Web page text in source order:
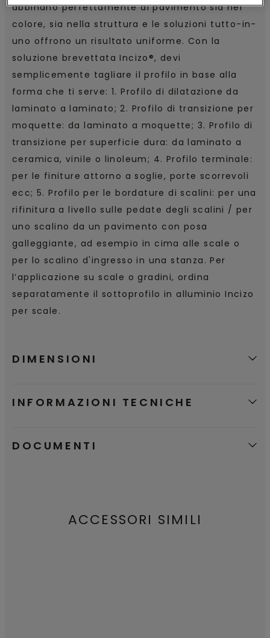
abbinano perfettamente al pavimento sia nel
colore, sia nella struttura e le soluzioni tutto-in-
uno offrono un risultato uniforme. Con la
soluzione brevettata Incizo®, devi
semplicemente tagliare il profilo in base alla
forma che ti serve: 1. Profilo di dilatazione da
laminato a laminato; 2. Profilo di transizione per
moquette: da laminato a moquette; 3. Profilo di
transizione per superficie dura: da laminato a
ceramica, vinile o linoleum; 4. Profilo terminale:
per le finiture attorno a soglie, porte scorrevoli
ecc; 5. Profilo per le bordature di scalini: per una
rifinitura a livello sulle pedate degli scalini / per
uno scalino da un pavimento con posa
galleggiante, ad esempio in cima alle scale o
per lo scalino d'ingresso in una stanza. Per
l’applicazione su scale o gradini, ordina
separatamente il sottoprofilo in alluminio Incizo
per scale.
DIMENSIONI
INFORMAZIONI TECNICHE
DOCUMENTI
ACCESSORI SIMILI